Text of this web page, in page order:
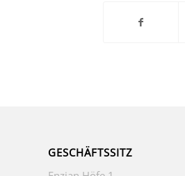
GESCHÄFTSSITZ